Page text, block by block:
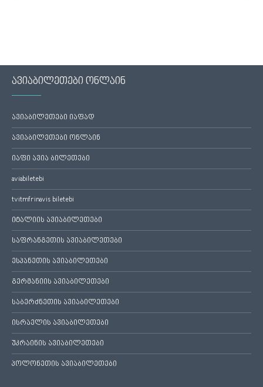
ავიაბილეთები ონლაინ
ავიაბილეთები იაფად
ავიაბილეთები ონლაინ
იაფი ავია ბილეთები
aviabiletebi
tvitmfrinavis biletebi
იტალიის ავიაბილეთები
საფრანგეთის ავიაბილეთები
ესპანეთის ავიაბილეთები
გერმანიის ავიაბილეთები
საბერძნეთის ავიაბილეთები
ისრაელის ავიაბილეთები
უკრაინის ავიაბილეთები
პოლონეთის ავიაბილეთები